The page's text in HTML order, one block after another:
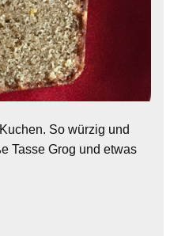
So würzig und
Tasse Grog und etwas